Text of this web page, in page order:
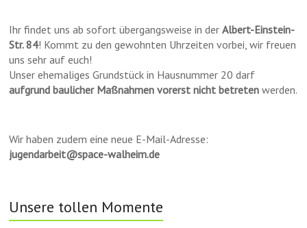
Ihr findet uns ab sofort übergangsweise in derAlbert-Einstein-
Str. 84! Kommt zu den gewohnten Uhrzeiten vorbei, wir freuen
uns sehr auf euch!
Unser ehemaliges Grundstück in Hausnummer 20 darf
aufgrund baulicher Maßnahmen vorerst nicht betreten werden.
Wir haben zudem eine neue E-Mail-Adresse:
jugendarbeit@space-walheim.de
Unsere tollen Momente